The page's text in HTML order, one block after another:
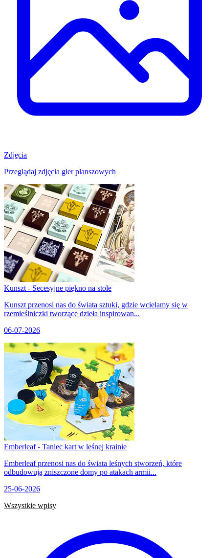
Zdjęcia
Przeglądaj zdjęcia gier planszowych
Kunszt - Secesyjne piękno na stole
Kunszt przenosi nas do świata sztuki, gdzie wcielamy się w
rzemieślniczki tworzące dzieła inspirowan...
06-07-2026
Emberleaf - Taniec kart w leśnej krainie
Emberleaf przenosi nas do świata leśnych stworzeń, które
odbudowują zniszczone domy po atakach armii...
25-06-2026
Wszystkie wpisy